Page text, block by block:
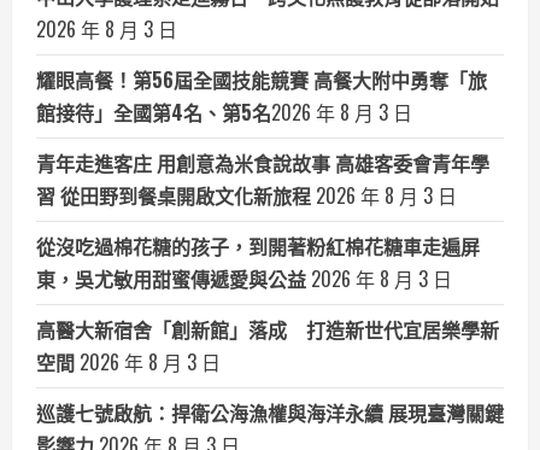
2026 年 8 月 3 日
耀眼高餐！第56屆全國技能競賽 高餐大附中勇奪「旅
館接待」全國第4名、第5名​2026 年 8 月 3 日
青年走進客庄 用創意為米食說故事 高雄客委會青年學
習 從田野到餐桌開啟文化新旅程 2026 年 8 月 3 日
從沒吃過棉花糖的孩子，到開著粉紅棉花糖車走遍屏
東，吳尤敏用甜蜜傳遞愛與公益 2026 年 8 月 3 日
高醫大新宿舍「創新館」落成 打造新世代宜居樂學新
空間 2026 年 8 月 3 日
巡護七號啟航：捍衛公海漁權與海洋永續 展現臺灣關鍵